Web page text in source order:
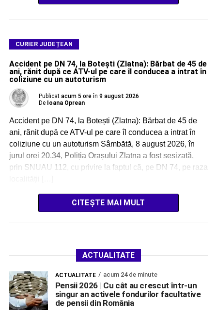
CURIER JUDEȚEAN
Accident pe DN 74, la Botești (Zlatna): Bărbat de 45 de
ani, rănit după ce ATV-ul pe care îl conducea a intrat în
coliziune cu un autoturism
Publicat acum 5 ore în 9 august 2026
De Ioana Oprean
Accident pe DN 74, la Botești (Zlatna): Bărbat de 45 de
ani, rănit după ce ATV-ul pe care îl conducea a intrat în
coliziune cu un autoturism Sâmbătă, 8 august 2026, în
jurul orei 20.34, Poliția Orașului Zlatna a fost sesizată,
prin SNUAU 112, cu privire la faptul că, pe DN 74, pe raza
CITEȘTE MAI MULT
ACTUALITATE
ACTUALITATE acum 24 de minute
Pensii 2026 | Cu cât au crescut într-un
singur an activele fondurilor facultative
de pensii din România